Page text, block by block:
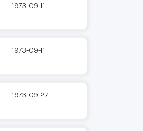
1973-09-11
1973-09-11
1973-09-27